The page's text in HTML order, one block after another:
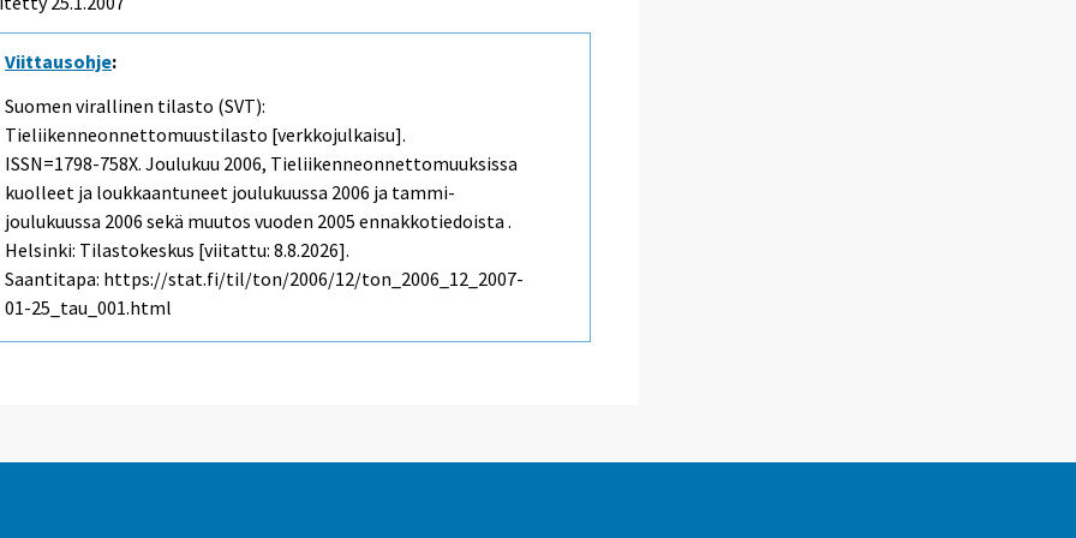
Viittausohje:
Suomen virallinen tilasto (SVT):
Tieliikenneonnettomuustilasto [verkkojulkaisu].
ISSN=1798-758X.Joulukuu 2006, Tieliikenneonnettomuuksissa
kuolleet ja loukkaantuneet joulukuussa 2006 ja tammi-
joulukuussa 2006 sekä muutos vuoden 2005 ennakkotiedoista .
Helsinki: Tilastokeskus [viitattu: 8.8.2026].
Saantitapa: https://stat.fi/til/ton/2006/12/ton_2006_12_2007-
01-25_tau_001.html